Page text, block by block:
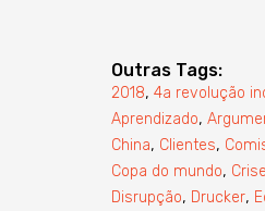
Outras Tags:
2018, 4a revolução
Aprendizado,
China, Clientes,
Copa do mundo, Crise
Disrupção, Drucker,